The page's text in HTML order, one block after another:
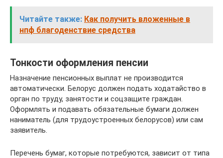
Читайте также: Как получить вложенные в
нпф благоденствие средства
Тонкости оформления пенсии
Назначение пенсионных выплат не производится
автоматически. Белорус должен подать ходатайство в
орган по труду, занятости и соцзащите граждан.
Оформлять и подавать обязательные бумаги должен
наниматель (для трудоустроенных белорусов) или сам
заявитель.
Перечень бумаг, которые потребуются, зависит от типа